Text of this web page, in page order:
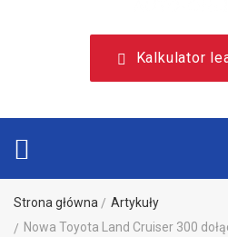
Kalkulator
Strona główna
Artykuły
Nowa Toyota Land Cruiser 300